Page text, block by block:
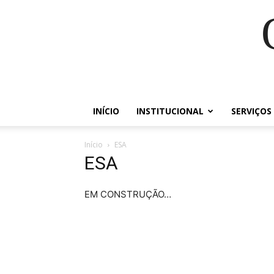
INÍCIO INSTITUCIONAL SERVIÇOS
Início ESA
ESA
EM CONSTRUÇÃO…